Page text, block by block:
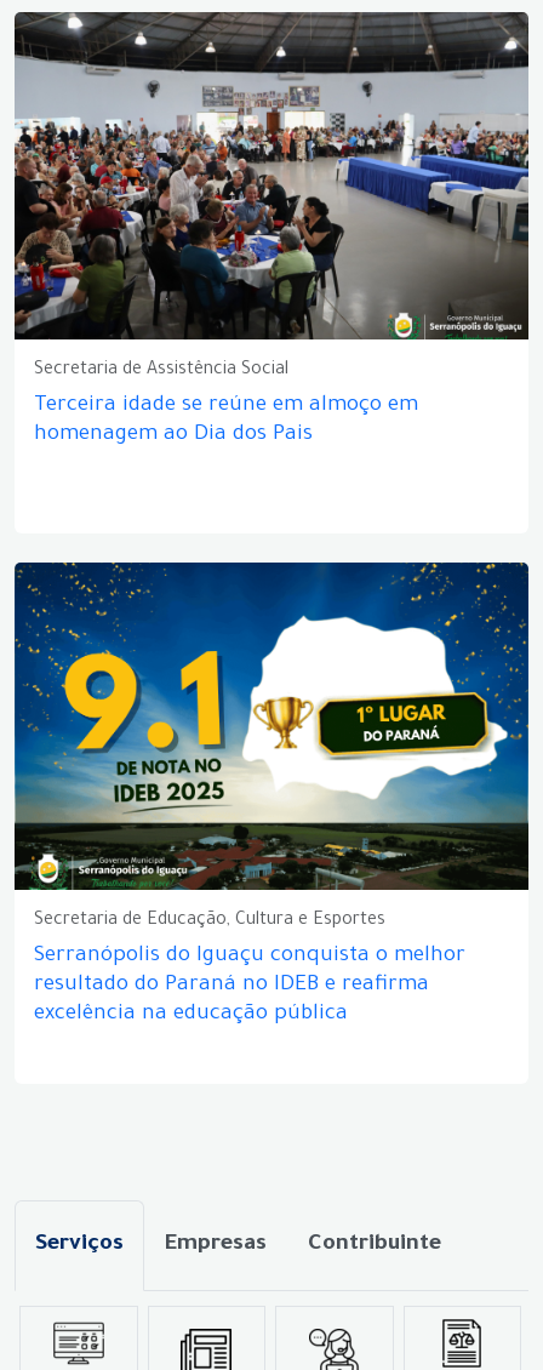
Secretaria de Assistência Social
Terceira idade se reúne em almoço em
homenagem ao Dia dos Pais
Secretaria de Educação, Cultura e Esportes
Serranópolis do Iguaçu conquista o melhor
resultado do Paraná no IDEB e reafirma
excelência na educação pública
Serviços Empresas Contribuinte